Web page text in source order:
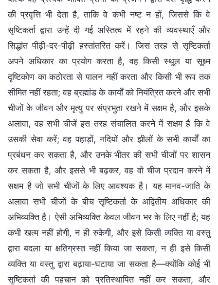
की प्रवृत्ति भी देता है, ताकि वे कभी नष्ट न हों, जिससे कि वे
सृष्टिकर्ता द्वारा उन्हें दी गई अस्तित्व में रहने की व्यवस्थाएँ और
सिद्धांत पीढ़ी-दर-पीढ़ी हस्तांतरित करें। जिस तरह से सृष्टिकर्ता
अपने अधिकार का प्रयोग करता है, वह किसी स्थूल या सूक्ष्म
दृष्टिकोण का कठोरता से पालन नहीं करता और किसी भी रूप तक
सीमित नहीं रहता; वह ब्रह्मांड के कार्यों को नियंत्रित करने और सभी
चीजों के जीवन और मृत्यु पर संप्रभुता रखने में सक्षम है, और इसके
अलावा, वह सभी चीजें इस तरह संचालित करने में सक्षम है कि वे
उसकी सेवा करें; वह पहाड़ों, नदियों और झीलों के सभी कार्यों का
प्रबंधन कर सकता है, और उनके भीतर की सभी चीजों पर शासन
कर सकता है, और इससे भी बढ़कर, वह वो चीज प्रदान करने में
सक्षम है जो सभी चीजों के लिए आवश्यक है। यह मानव-जाति के
अलावा सभी चीजों के बीच सृष्टिकर्ता के अद्वितीय अधिकार की
अभिव्यक्ति है। ऐसी अभिव्यक्ति केवल जीवन भर के लिए नहीं है; यह
कभी खत्म नहीं होगी, न ही रुकेगी, और इसे किसी व्यक्ति या वस्तु
द्वारा बदला या क्षतिग्रस्त नहीं किया जा सकता, न ही इसे किसी
व्यक्ति या वस्तु द्वारा बढ़ाया-घटाया जा सकता है—क्योंकि कोई भी
सृष्टिकर्ता की पहचान को प्रतिस्थापित नहीं कर सकता, और